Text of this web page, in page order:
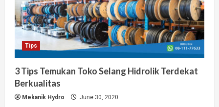
Tips
3 Tips Temukan Toko Selang Hidrolik Terdekat
Berkualitas
Mekanik Hydro June 30, 2020